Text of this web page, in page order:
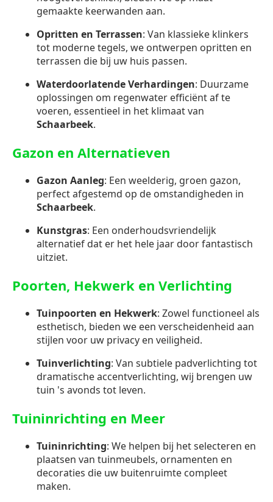
gemaakte keerwanden aan.
Opritten en Terrassen: Van klassieke klinkers
tot moderne tegels, we ontwerpen opritten en
terrassen die bij uw huis passen.
Waterdoorlatende Verhardingen: Duurzame
oplossingen om regenwater efficiënt af te
voeren, essentieel in het klimaat van
Schaarbeek.
Gazon en Alternatieven
Gazon Aanleg: Een weelderig, groen gazon,
perfect afgestemd op de omstandigheden in
Schaarbeek.
Kunstgras: Een onderhoudsvriendelijk
alternatief dat er het hele jaar door fantastisch
uitziet.
Poorten, Hekwerk en Verlichting
Tuinpoorten en Hekwerk: Zowel functioneel als
esthetisch, bieden we een verscheidenheid aan
stijlen voor uw privacy en veiligheid.
Tuinverlichting: Van subtiele padverlichting tot
dramatische accentverlichting, wij brengen uw
tuin 's avonds tot leven.
Tuininrichting en Meer
Tuininrichting: We helpen bij het selecteren en
plaatsen van tuinmeubels, ornamenten en
decoraties die uw buitenruimte compleet
maken.